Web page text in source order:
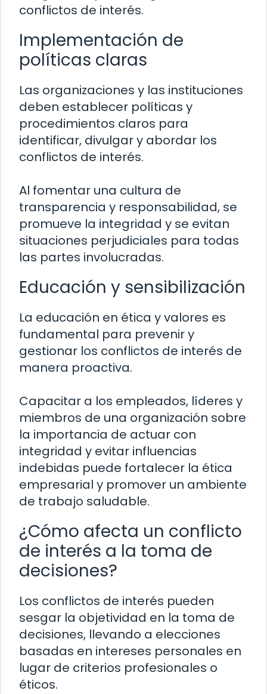
conflictos de interés.
Implementación de
políticas claras
Las organizaciones y las instituciones
deben establecer políticas y
procedimientos claros para
identificar, divulgar y abordar los
conflictos de interés.
Al fomentar una cultura de
transparencia y responsabilidad, se
promueve la integridad y se evitan
situaciones perjudiciales para todas
las partes involucradas.
Educación y sensibilización
La educación en ética y valores es
fundamental para prevenir y
gestionar los conflictos de interés de
manera proactiva.
Capacitar a los empleados, líderes y
miembros de una organización sobre
la importancia de actuar con
integridad y evitar influencias
indebidas puede fortalecer la ética
empresarial y promover un ambiente
de trabajo saludable.
¿Cómo afecta un conflicto
de interés a la toma de
decisiones?
Los conflictos de interés pueden
sesgar la objetividad en la toma de
decisiones, llevando a elecciones
basadas en intereses personales en
lugar de criterios profesionales o
éticos.